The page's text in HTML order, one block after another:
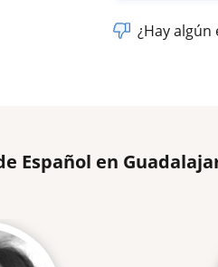
¿Hay
Español en